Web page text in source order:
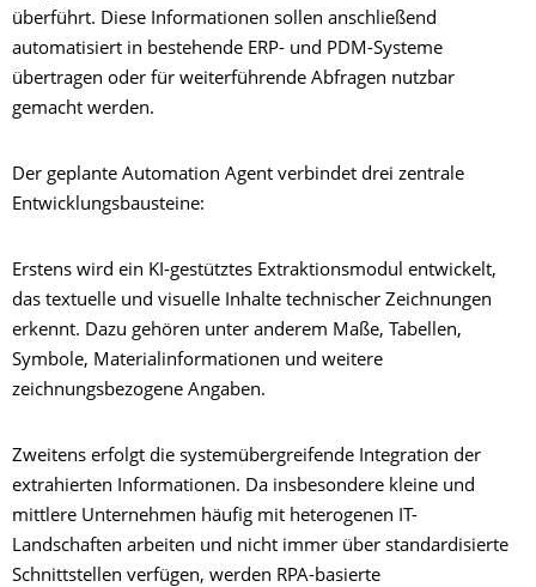
überführt. Diese Informationen sollen anschließend
automatisiert in bestehende ERP- und PDM-Systeme
übertragen oder für weiterführende Abfragen nutzbar
gemacht werden.
Der geplante Automation Agent verbindet drei zentrale
Entwicklungsbausteine:
Erstens wird ein KI-gestütztes Extraktionsmodul entwickelt,
das textuelle und visuelle Inhalte technischer Zeichnungen
erkennt. Dazu gehören unter anderem Maße, Tabellen,
Symbole, Materialinformationen und weitere
zeichnungsbezogene Angaben.
Zweitens erfolgt die systemübergreifende Integration der
extrahierten Informationen. Da insbesondere kleine und
mittlere Unternehmen häufig mit heterogenen IT-
Landschaften arbeiten und nicht immer über standardisierte
Schnittstellen verfügen, werden RPA-basierte